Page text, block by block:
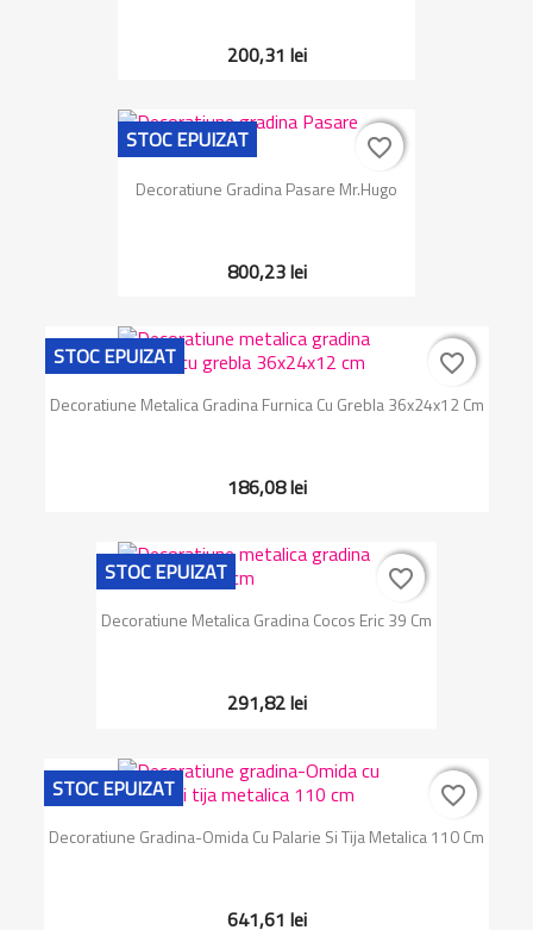
200,31 lei
Decoratiune Gradina Pasare Mr.Hugo
800,23 lei
STOC EPUIZAT favorite_border
favorite_border
Decoratiune Metalica Gradina Furnica Cu Grebla 36x24x12 Cm
186,08 lei
STOC EPUIZAT favorite_border
favorite_border
Decoratiune Metalica Gradina Cocos Eric 39 Cm
291,82 lei
STOC EPUIZAT favorite_border
favorite_border
Decoratiune Gradina-Omida Cu Palarie Si Tija Metalica 110 Cm
641,61 lei
STOC EPUIZAT favorite_border
favorite_border